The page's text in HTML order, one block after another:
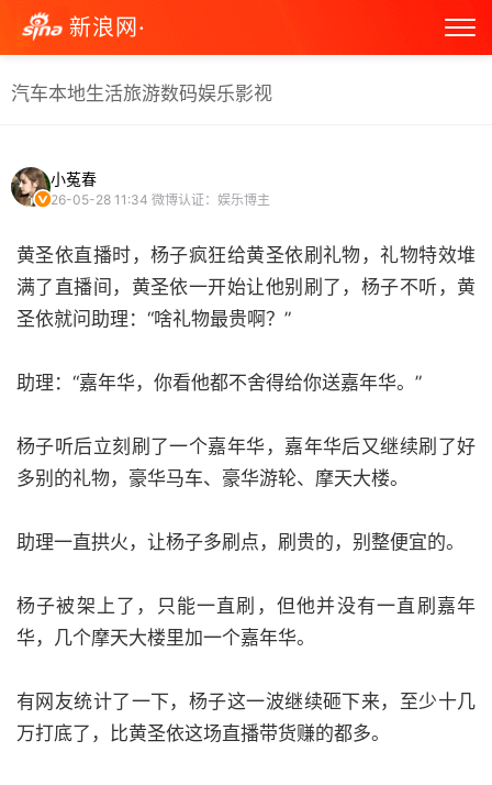
新浪网·
汽车本地生活旅游数码娱乐影视
小菟春
26-05-28 11:34 微博认证：娱乐博主
黄圣依直播时，杨子疯狂给黄圣依刷礼物，礼物特效堆
满了直播间，黄圣依一开始让他别刷了，杨子不听，黄
圣依就问助理：“啥礼物最贵啊？”
助理：“嘉年华，你看他都不舍得给你送嘉年华。”
杨子听后立刻刷了一个嘉年华，嘉年华后又继续刷了好
多别的礼物，豪华马车、豪华游轮、摩天大楼。
助理一直拱火，让杨子多刷点，刷贵的，别整便宜的。
杨子被架上了，只能一直刷，但他并没有一直刷嘉年
华，几个摩天大楼里加一个嘉年华。
有网友统计了一下，杨子这一波继续砸下来，至少十几
万打底了，比黄圣依这场直播带货赚的都多。